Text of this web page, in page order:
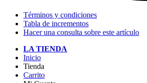
Términos y condiciones
Tabla de incrementos
Hacer una consulta sobre este artículo
LA TIENDA
Inicio
Tienda
Carrito